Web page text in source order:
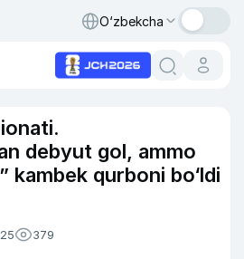
O‘zbekcha
debyut gol, ammo
kambek qurboni bo‘ldi
379